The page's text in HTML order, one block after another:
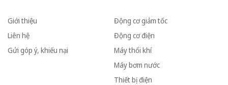
Giới thiệu
Liên hệ
Gửi góp ý, khiếu nại
Động cơ giảm tốc
Động cơ điện
Máy thổi khí
Máy bơm nước
Thiết bị điện